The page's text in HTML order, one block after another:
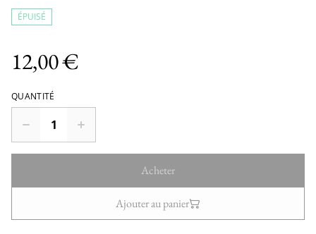
ÉPUISÉ
12,00 €
QUANTITÉ
Acheter
Ajouter au panier